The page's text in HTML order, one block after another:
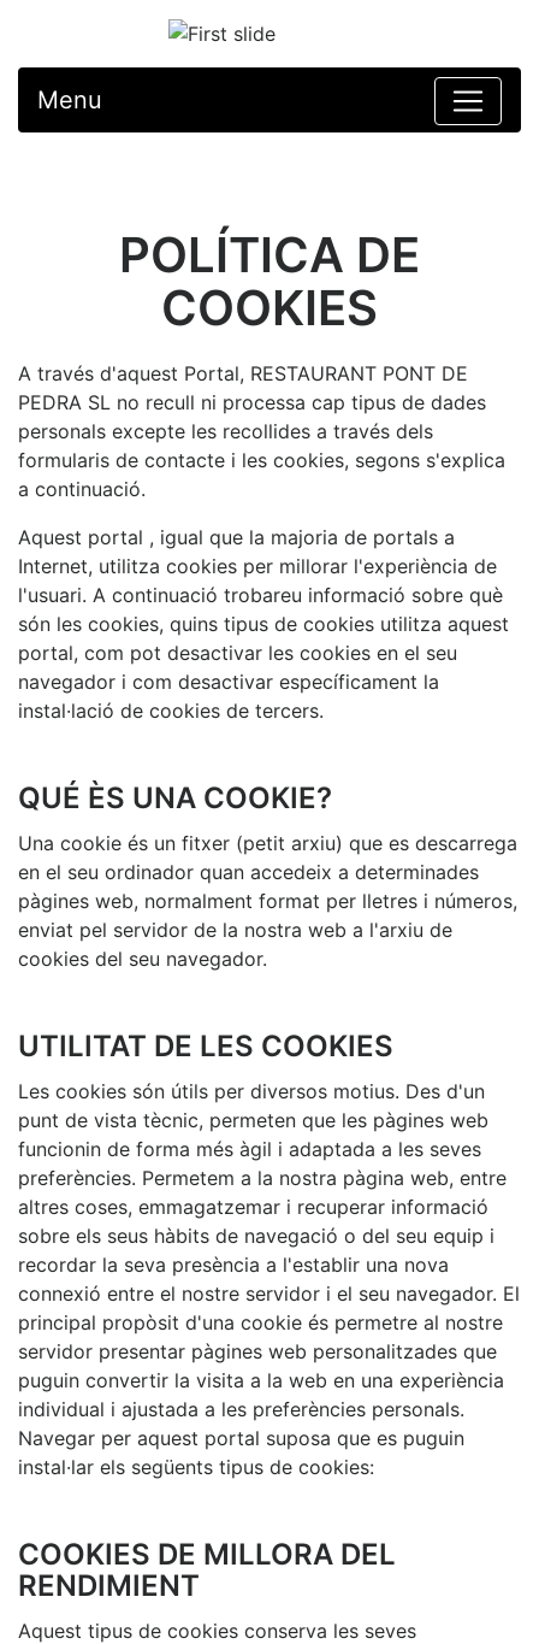
Menu
POLÍTICA DE
COOKIES
A través d'aquest Portal, RESTAURANT PONT DE
PEDRA SL no recull ni processa cap tipus de dades
personals excepte les recollides a través dels
formularis de contacte i les cookies, segons s'explica
a continuació.
Aquest portal , igual que la majoria de portals a
Internet, utilitza cookies per millorar l'experiència de
l'usuari. A continuació trobareu informació sobre què
són les cookies, quins tipus de cookies utilitza aquest
portal, com pot desactivar les cookies en el seu
navegador i com desactivar específicament la
instal·lació de cookies de tercers.
QUÉ ÈS UNA COOKIE?
Una cookie és un fitxer (petit arxiu) que es descarrega
en el seu ordinador quan accedeix a determinades
pàgines web, normalment format per lletres i números,
enviat pel servidor de la nostra web a l'arxiu de
cookies del seu navegador.
UTILITAT DE LES COOKIES
Les cookies són útils per diversos motius. Des d'un
punt de vista tècnic, permeten que les pàgines web
funcionin de forma més àgil i adaptada a les seves
preferències. Permetem a la nostra pàgina web, entre
altres coses, emmagatzemar i recuperar informació
sobre els seus hàbits de navegació o del seu equip i
recordar la seva presència a l'establir una nova
connexió entre el nostre servidor i el seu navegador. El
principal propòsit d'una cookie és permetre al nostre
servidor presentar pàgines web personalitzades que
puguin convertir la visita a la web en una experiència
individual i ajustada a les preferències personals.
Navegar per aquest portal suposa que es puguin
instal·lar els següents tipus de cookies:
COOKIES DE MILLORA DEL
RENDIMIENT
Aquest tipus de cookies conserva les seves